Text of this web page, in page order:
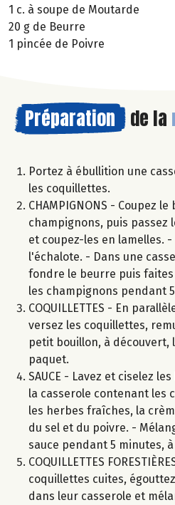
1 c. à soupe de Moutarde
20 g de Beurre
1 pincée de Poivre
Préparation de la
Portez à ébullition une
les coquillettes.
CHAMPIGNONS - Coupez
champignons, puis passez
et coupez-les en lamelles.
l'échalote. - Dans une
fondre le beurre puis faites
les champignons pendant
COQUILLETTES - En
versez les coquillettes,
petit bouillon, à découvert,
paquet.
SAUCE - Lavez et ciselez
la casserole contenant les
les herbes fraîches, la
du sel et du poivre. -
sauce pendant 5 minutes,
COQUILLETTES
coquillettes cuites,
dans leur casserole et